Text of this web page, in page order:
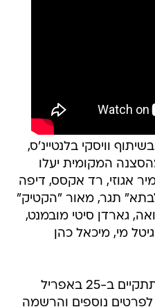
וויסקי בלנטיינ'ס,
המקומית יעלו
אגוזי, רד אקסס, דיפה
תגר, מאור "הקטיק"
גארדן סיטי מובמנט,
מי, מיכאל כהן
מסיבת ההשקה לאירועים תתקיים ב-25 באפריל
נוספים והרשמה